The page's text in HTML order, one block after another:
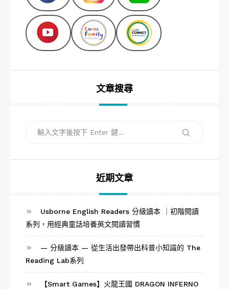
文章搜尋
搜
近期文章
Usborne English Readers 分級讀本 ｜初階閱讀
系列，用經典童話培養英文閱讀習慣
— 分級讀本 — 從生活出發帶出科普小知識的 The
Reading Lab系列
【Smart Games】火龍王國 DRAGON INFERNO